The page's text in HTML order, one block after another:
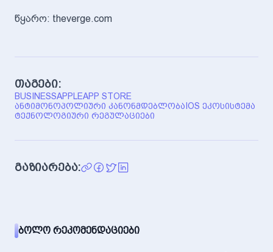
წყარო: theverge.com
თაგები:
BUSINESSAPPLEAPP STORE
ᲐᲜᲢᲘᲛᲝᲜᲝᲞᲝᲚᲘᲣᲠᲘ ᲙᲐᲜᲝᲜᲛᲓᲔᲑᲚᲝᲑᲐ IOS ᲔᲙᲝᲡᲘᲡᲢᲔᲛᲐ
ᲢᲔᲥᲜᲝᲚᲝᲒᲘᲣᲠᲘ ᲠᲔᲒᲣᲚᲐᲪᲘᲔᲑᲘ
გაზიარება:
ᲑᲝᲚᲝ ᲠᲔᲙᲝᲛᲔᲜᲓᲐᲪᲘᲔᲑᲘ